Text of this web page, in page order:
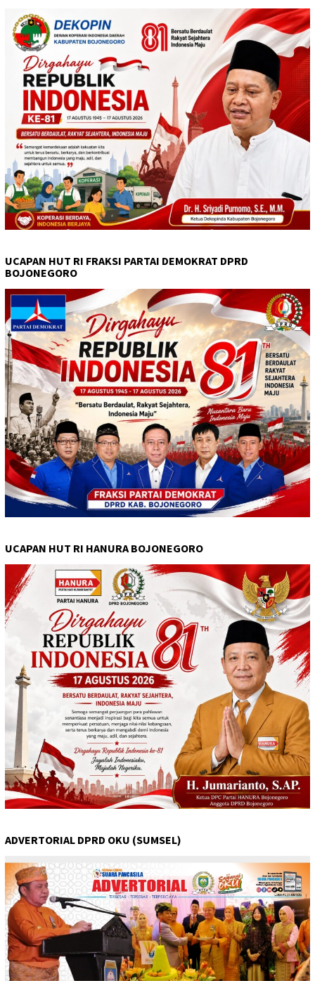
UCAPAN HUT RI FRAKSI PARTAI DEMOKRAT DPRD
BOJONEGORO
UCAPAN HUT RI HANURA BOJONEGORO
ADVERTORIAL DPRD OKU (SUMSEL)